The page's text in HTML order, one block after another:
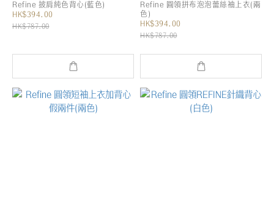
Refine 披肩純色背心(藍色)
HK$394.00
HK$787.00
Refine 圓領拼布泡泡蕾絲袖上衣(兩
色)
HK$394.00
HK$787.00